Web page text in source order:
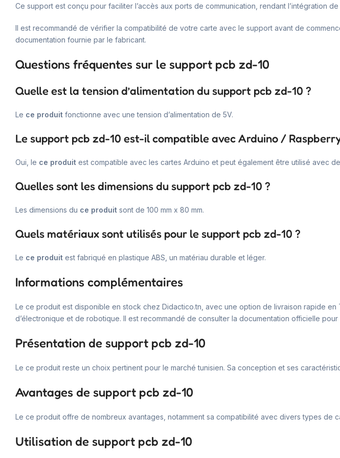
Ce support est conçu pour faciliter l’accès aux ports de communication, rendant l’intégration
Il est recommandé de vérifier la compatibilité de votre carte avec le support avant de
documentation fournie par le fabricant.
Questions fréquentes sur le support pcb zd-10
Quelle est la tension d’alimentation du support pcb zd-10 ?
Le ce produit fonctionne avec une tension d’alimentation de 5V.
Le support pcb zd-10 est-il compatible avec Arduino /
Oui, le ce produit est compatible avec les cartes Arduino et peut également être utilisé avec
Quelles sont les dimensions du support pcb zd-10 ?
Les dimensions du ce produit sont de 100 mm x 80 mm.
Quels matériaux sont utilisés pour le support pcb zd-10 ?
Le ce produit est fabriqué en plastique ABS, un matériau durable et léger.
Informations complémentaires
Le ce produit est disponible en stock chez Didactico.tn, avec une option de livraison rapide
d’électronique et de robotique. Il est recommandé de consulter la documentation officielle
Présentation de support pcb zd-10
Le ce produit reste un choix pertinent pour le marché tunisien. Sa conception et ses
Avantages de support pcb zd-10
Le ce produit offre de nombreux avantages, notamment sa compatibilité avec divers types de
Utilisation de support pcb zd-10